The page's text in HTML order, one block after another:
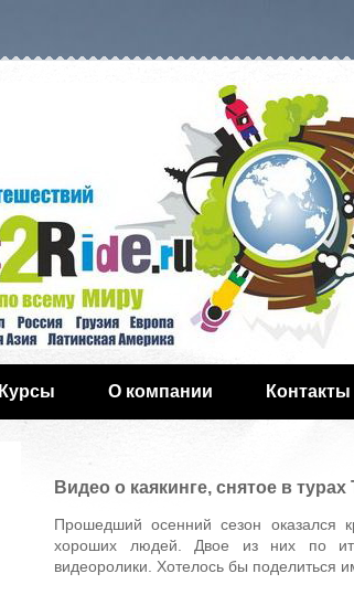
Курсы О компании Контакты
Видео о каякинге, снятое в
Прошедший осенний сезон оказался
хороших людей. Двое из них по
видеоролики. Хотелось бы поделиться